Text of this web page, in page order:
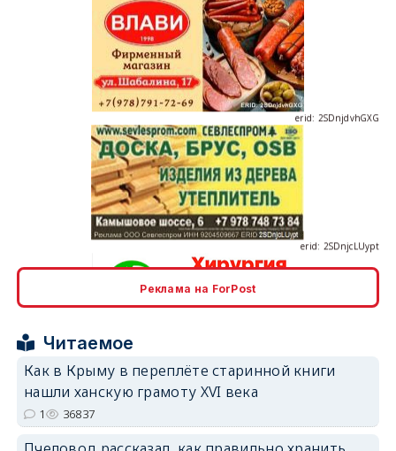
erid: 2SDnjdvhGXG
erid: 2SDnjdPjgYS
Реклама на ForPost
Читаемое
Как в Крыму в переплёте старинной книги
нашли ханскую грамоту XVI века
1 36837